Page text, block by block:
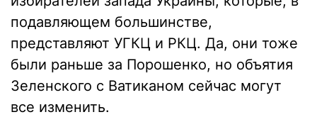
подавляющем большинстве,
представляют УГКЦ и РКЦ. Да, они тоже
были раньше за Порошенко, но объятия
Зеленского с Ватиканом сейчас могут
все изменить.